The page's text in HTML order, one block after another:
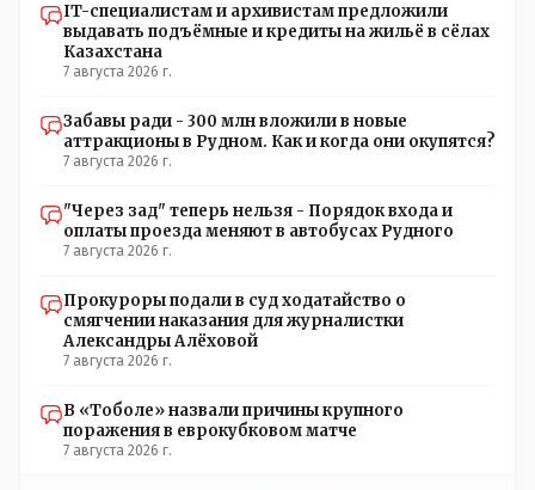
противоречие. Вы считаете иначе?
IT-специалистам и архивистам предложили
выдавать подъёмные и кредиты на жильё в сёлах
Казахстана
7 августа 2026 г.
Забавы ради - 300 млн вложили в новые
аттракционы в Рудном. Как и когда они окупятся?
7 августа 2026 г.
"Через зад" теперь нельзя - Порядок входа и
оплаты проезда меняют в автобусах Рудного
7 августа 2026 г.
Прокуроры подали в суд ходатайство о
смягчении наказания для журналистки
Александры Алёховой
7 августа 2026 г.
В «Тоболе» назвали причины крупного
поражения в еврокубковом матче
7 августа 2026 г.